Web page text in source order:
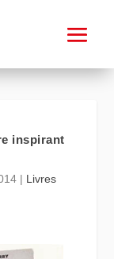
inspirant
| Livres